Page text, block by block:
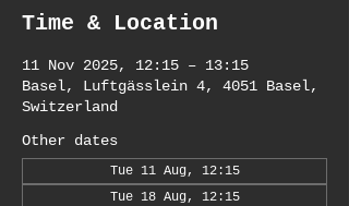
Time & Location
11 Nov 2025, 12:15 – 13:15
Basel, Luftgässlein 4, 4051 Basel,
Switzerland
Other dates
Tue 11 Aug, 12:15
Tue 18 Aug, 12:15